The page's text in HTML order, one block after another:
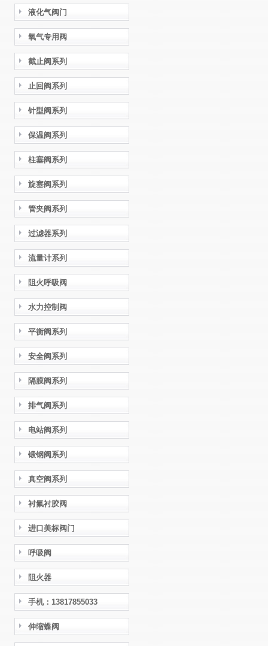
液化气阀门
氧气专用阀
截止阀系列
止回阀系列
针型阀系列
保温阀系列
柱塞阀系列
旋塞阀系列
管夹阀系列
过滤器系列
流量计系列
阻火呼吸阀
水力控制阀
平衡阀系列
安全阀系列
隔膜阀系列
排气阀系列
电站阀系列
锻钢阀系列
真空阀系列
衬氟衬胶阀
进口美标阀门
呼吸阀
阻火器
手机：13817855033
伸缩蝶阀